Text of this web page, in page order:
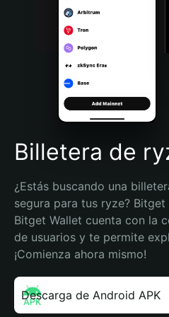
Bahasa Indonesia
Português (Brasil)
Español (Argentina)
Billetera de
¿Estás buscando una
segura para tus ryze?
Bitget Wallet cuenta con la
de usuarios y te permite
¡Comienza ahora mismo!
Descarga de Android APK